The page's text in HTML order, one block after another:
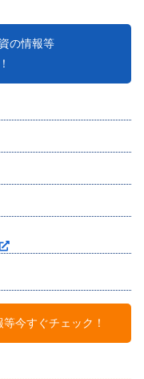
の情報等
今すぐチェック！